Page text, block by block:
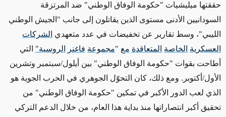
حققتها ميليشيات "حكومة الوفاق الوطني" ضد المرتزقة
السودانيين الأدنى مستوى الذين يقاتلون إلى جانب "الجيش الوطني
الليبي"، وسط تقارير عن تخفيضات في عدد متعهدي الشركات
العسكرية الخاصة المتعاقدة مع "مجموعة فاغنر الروسية" التي
أطاحت بقوات "حكومة الوفاق الوطني" بين أيلول/سبتمبر وتشرين
الأول/أكتوبر. ومع ذلك، كان التحوّل الجوهري في الحرب الجوية هو
الذي لعب الدور الأكبر في تمكين "حكومة الوفاق الوطني" من
تحقيق أكبر انتصاراتها منذ بداية هذا العام، من خلال الدعم التركي